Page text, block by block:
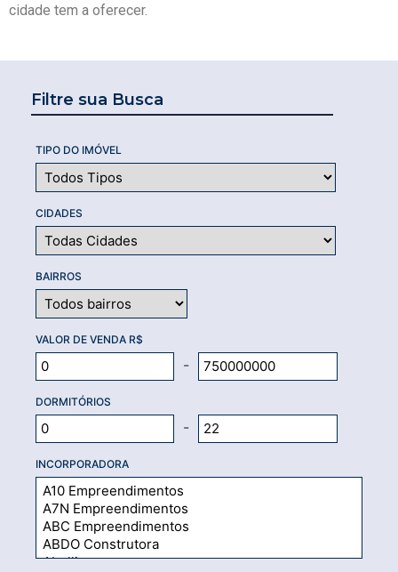
Filtre sua Busca
TIPO DO IMÓVEL
CIDADES
BAIRROS
VALOR DE VENDA R$
-
DORMITÓRIOS
-
INCORPORADORA
cidade tem a oferecer.